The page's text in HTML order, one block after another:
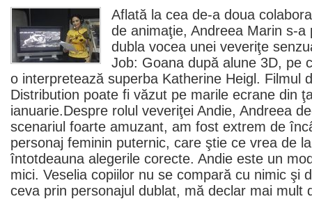
Aflată la cea de-a doua
de animaţie, Andreea Marin s-a
dubla vocea unei veveriţe
Job: Goana după alune 3D, pe
o interpretează superba Katherine Heigl . Filmul
Distribution poate fi văzut pe marile ecrane din
ianuarie.Despre rolul veveriţei Andie, Andreea
scenariul foarte amuzant, am fost extrem de
personaj feminin puternic, care ştie ce vrea de
întotdeauna alegerile corecte. Andie este un
mici. Veselia copiilor nu se compară cu nimic şi
ceva prin personajul dublat, mă declar mai mult